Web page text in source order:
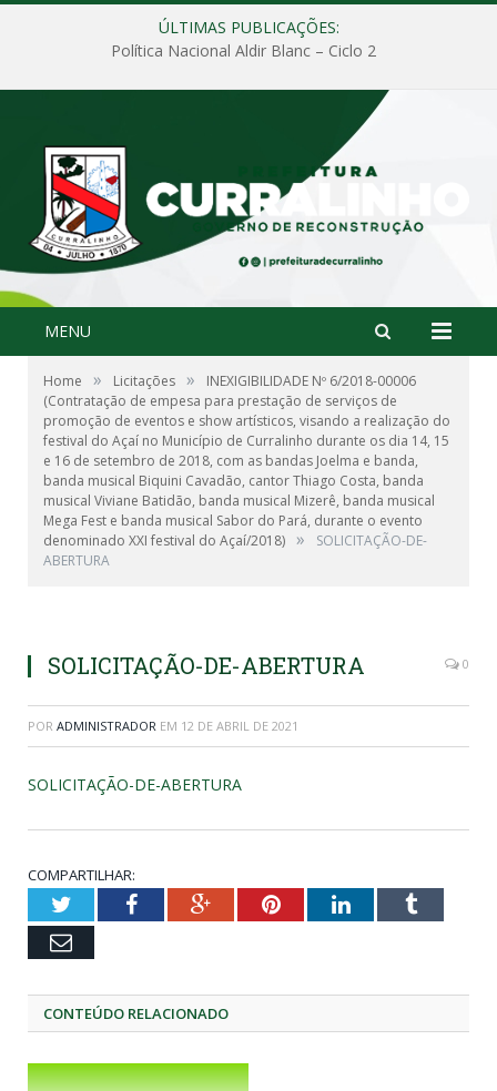
ÚLTIMAS PUBLICAÇÕES:
Política Nacional Aldir Blanc – Ciclo 2
MENU
Home » Licitações »
INEXIGIBILIDADE Nº 6/2018-00006
(Contratação de empesa para prestação de serviços de
promoção de eventos e show artísticos, visando a realização do
festival do Açaí no Município de Curralinho durante os dia 14, 15
e 16 de setembro de 2018, com as bandas Joelma e banda,
banda musical Biquini Cavadão, cantor Thiago Costa, banda
musical Viviane Batidão, banda musical Mizerê, banda musical
Mega Fest e banda musical Sabor do Pará, durante o evento
denominado XXI festival do Açaí/2018) »
SOLICITAÇÃO-DE-
ABERTURA
SOLICITAÇÃO-DE-ABERTURA 0
POR ADMINISTRADOR EM 12 DE ABRIL DE 2021
SOLICITAÇÃO-DE-ABERTURA
COMPARTILHAR:
TwitterFacebookGoogle+PinterestLinkedInTumblr
Email
CONTEÚDO RELACIONADO